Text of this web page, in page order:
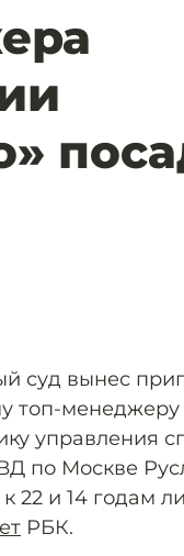
суд вынес
топ-менеджеру
управления
по Москве
22 и 14 годам
РБК.